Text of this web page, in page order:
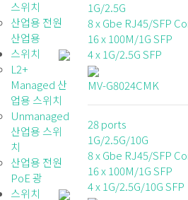
스위치
산업용 전원
산업용
스위치
L2+
Managed 산
업용 스위치
Unmanaged
산업용 스위
치
산업용 전원
PoE 광
스위치
1G/2.5G
8 x Gbe RJ45/SFP
16 x 100M/1G SFP
4 x 1G/2.5G SFP
MV-G8024CMK
28 ports
1G/2.5G/10G
8 x Gbe RJ45/SFP
16 x 100M/1G SFP
4 x 1G/2.5G/10G SFP